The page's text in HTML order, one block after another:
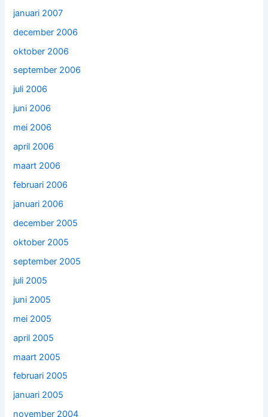
januari 2007
december 2006
oktober 2006
september 2006
juli 2006
juni 2006
mei 2006
april 2006
maart 2006
februari 2006
januari 2006
december 2005
oktober 2005
september 2005
juli 2005
juni 2005
mei 2005
april 2005
maart 2005
februari 2005
januari 2005
november 2004